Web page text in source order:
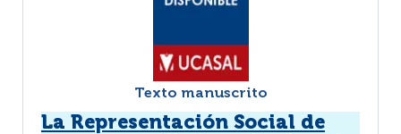
Texto manuscrito
La Representación Social de